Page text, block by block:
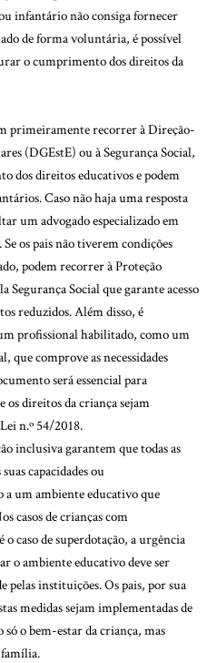
infantário não consiga fornecer
de forma voluntária, é possível
o cumprimento dos direitos da
primeiramente recorrer à Direção-
(DGEstE) ou à Segurança Social,
dos direitos educativos e podem
Caso não haja uma resposta
um advogado especializado em
os pais não tiverem condições
podem recorrer à Proteção
Segurança Social que garante acesso
reduzidos. Além disso, é
profissional habilitado, como um
que comprove as necessidades
será essencial para
direitos da criança sejam
n.º 54/2018.
inclusiva garantem que todas as
capacidades ou
um ambiente educativo que
casos de crianças com
caso de superdotação, a urgência
o ambiente educativo deve ser
instituições. Os pais, por sua
medidas sejam implementadas de
o bem-estar da criança, mas
família.